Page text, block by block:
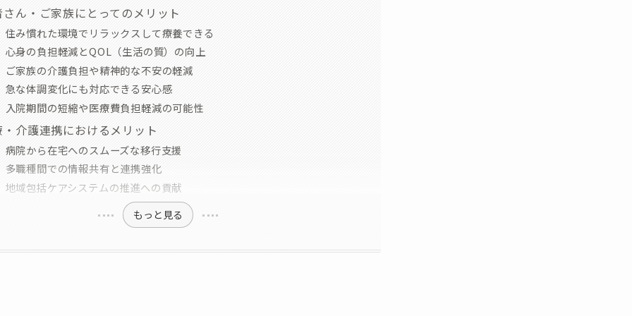
さん・ご家族にとってのメリット
住み慣れた環境でリラックスして療養できる
心身の負担軽減とQOL（生活の質）の向上
ご家族の介護負担や精神的な不安の軽減
急な体調変化にも対応できる安心感
入院期間の短縮や医療費負担軽減の可能性
・介護連携におけるメリット
病院から在宅へのスムーズな移行支援
多職種間での情報共有と連携強化
地域包括ケアシステムの推進への貢献
もっと見る